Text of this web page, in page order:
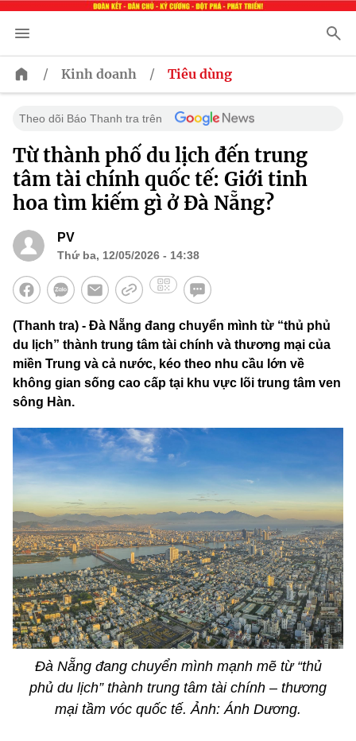
/ Kinh doanh / Tiêu dùng
Theo dõi Báo Thanh tra trên
Từ thành phố du lịch đến trung
tâm tài chính quốc tế: Giới tinh
hoa tìm kiếm gì ở Đà Nẵng?
PV
Thứ ba, 12/05/2026 - 14:38
(Thanh tra) - Đà Nẵng đang chuyển mình từ “thủ phủ
du lịch” thành trung tâm tài chính và thương mại của
miền Trung và cả nước, kéo theo nhu cầu lớn về
không gian sống cao cấp tại khu vực lõi trung tâm ven
sông Hàn.
Đà Nẵng đang chuyển mình mạnh mẽ từ “thủ
phủ du lịch” thành trung tâm tài chính – thương
mại tầm vóc quốc tế. Ảnh: Ánh Dương.